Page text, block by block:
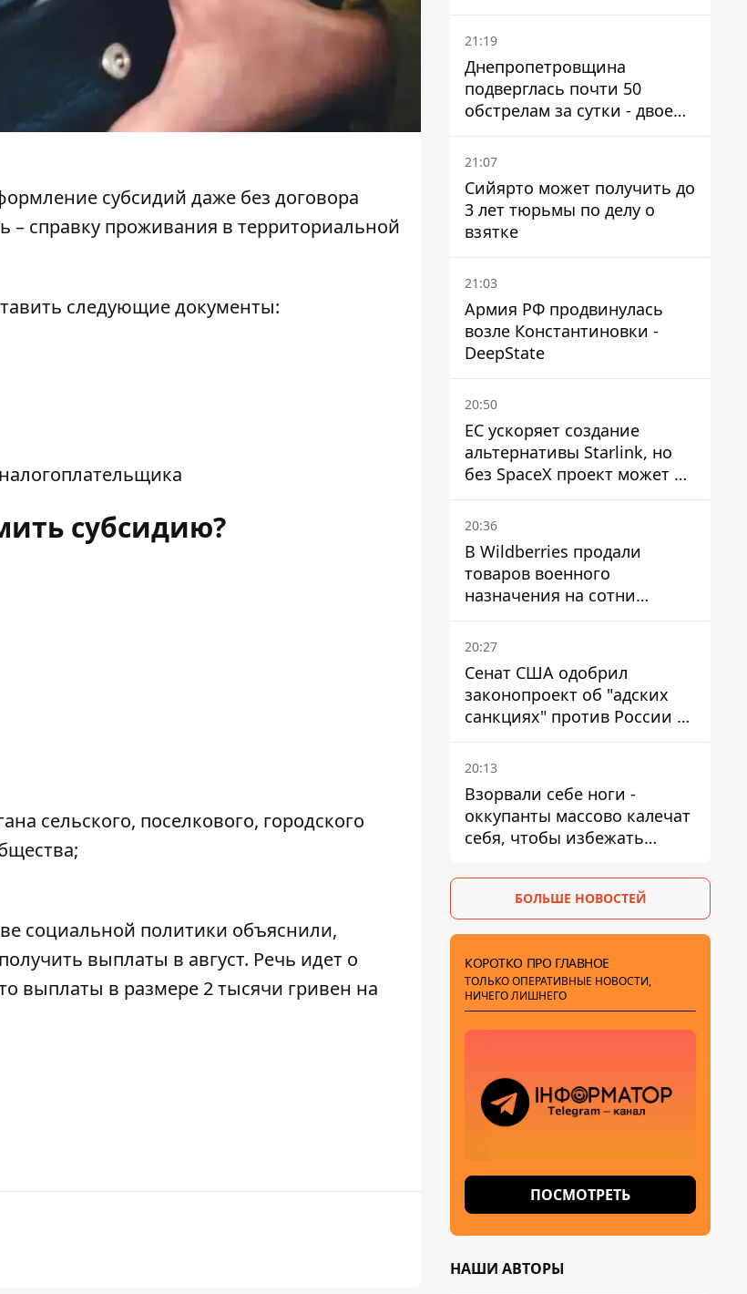
субсидий даже без договора
– справку проживания в территориальной
следующие документы:
субсидию?
сельского, поселкового, городского
социальной политики объяснили,
выплаты в август. Речь идет о
выплаты в размере 2 тысячи гривен на
21:19
Днепропетровщина
подверглась почти 50
обстрелам за сутки - двое
погибших, шесть
пострадавших
21:07
Сийярто может получить до
3 лет тюрьмы по делу о
взятке
21:03
Армия РФ продвинулась
возле Константиновки -
DeepState
20:50
ЕС ускоряет создание
альтернативы Starlink, но
без SpaceX проект может не
обойтись
20:36
В Wildberries продали
товаров военного
назначения на сотни
миллионов, но удары ВСУ
изменили ситуацию
20:27
Сенат США одобрил
законопроект об "адских
санкциях" против России и
Ирана
20:13
Взорвали себе ноги -
оккупанты массово калечат
себя, чтобы избежать
БОЛЬШЕ НОВОСТЕЙ
КОРОТКО ПРО ГЛАВНОЕ
ТОЛЬКО ОПЕРАТИВНЫЕ НОВОСТИ,
НИЧЕГО ЛИШНЕГО
ПОСМОТРЕТЬ
НАШИ АВТОРЫ